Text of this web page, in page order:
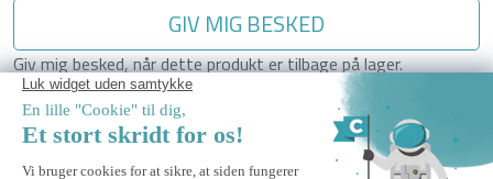
GIV MIG BESKED
Giv mig besked, når dette produkt er tilbage på lager.
Sikker Betaling